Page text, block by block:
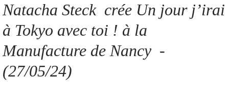
Kiosque
Abonnement
Natacha Steck crée Un jour j’irai
à Tokyo avec toi ! à la
Manufacture de Nancy -
(27/05/24)